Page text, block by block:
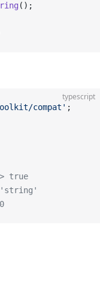
();
typescript
compat' ;
true